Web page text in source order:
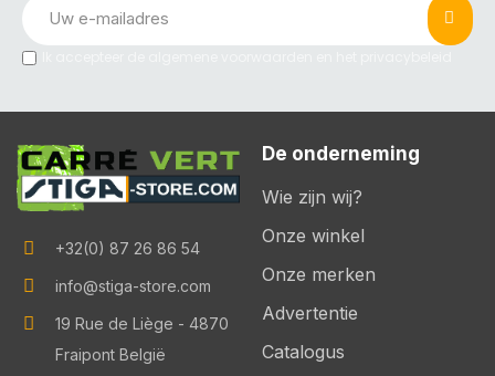
+32(0) 87 26 86 54
info@stiga-store.com
19 Rue de Liège - 4870
Fraipont België
De onderneming
Wie zijn wij?
Onze winkel
Onze merken
Advertentie
Catalogus